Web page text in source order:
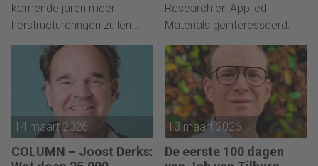
komende jaren meer
herstructureringen zullen
volgen in PE.
Research en Applied
Materials geïnteresseerd.
14 maart 2026
COLUMN – Joost Derks:
13 maart 2026
De eerste 100 dagen